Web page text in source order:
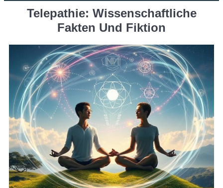
Telepathie: Wissenschaftliche
Fakten Und Fiktion